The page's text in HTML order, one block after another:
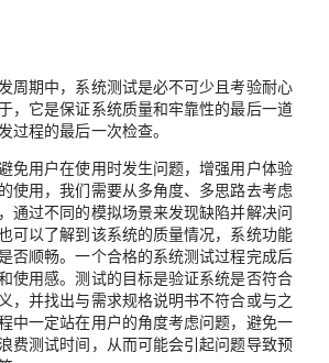
周期中，系统测试是必不可少且考验耐心
，它是保证系统质量和牢靠性的最后一道
过程的最后一次检查。
免用户在使用时发生问题，增强用户体验
使用，我们需要从多角度、多思路去考虑
通过不同的模拟场景来发现缺陷并解决问
可以了解到该系统的质量情况，系统功能
否顺畅。一个合格的系统测试过程完成后
使用感。测试的目标是验证系统是否符合
，并找出与需求规格说明书不符合或与之
中一定站在用户的角度考虑问题，避免一
费测试时间，从而可能会引起问题导致预